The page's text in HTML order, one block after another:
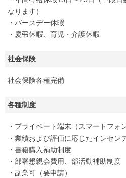
なります）
・バースデー休暇
・慶弔休暇、育児・介護休暇
社会保険
社会保険各種完備
各種制度
・プライベート端末（スマートフォ
・業績および評価に応じたインセン
・書籍購入補助制度
・部署懇親会費用、部活動補助制度
・副業可（要申請）